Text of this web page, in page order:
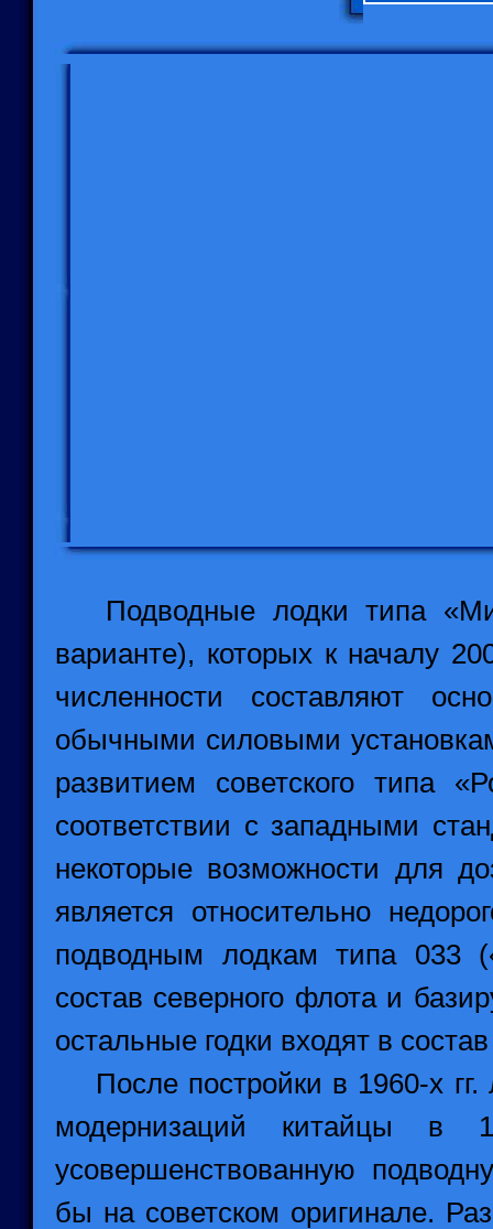
Подводные лодки типа
варианте), которых к началу
численности составляют
обычными силовыми
развитием советского типа
соответствии с западными
некоторые возможности для
является относительно
подводным лодкам типа 033
состав северного флота и
остальные годки входят в
После постройки в 1960-х
модернизаций китайцы в
усовершенствованную
бы на советском оригинале.